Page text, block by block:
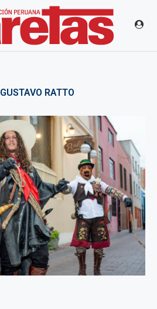
GUSTAVO RATTO